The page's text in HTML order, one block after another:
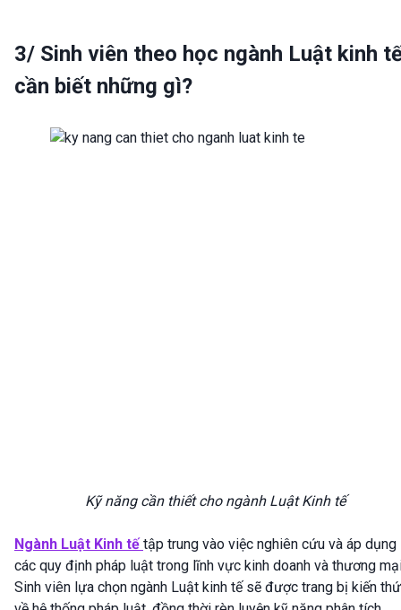
3/ Sinh viên theo học ngành Luật kinh
cần biết những gì?
Kỹ năng cần thiết cho ngành Luật Kinh tế
Ngành Luật Kinh tế tập trung vào việc nghiên cứu và áp dụng
các quy định pháp luật trong lĩnh vực kinh doanh và thương
Sinh viên lựa chọn ngành Luật kinh tế sẽ được trang bị kiến